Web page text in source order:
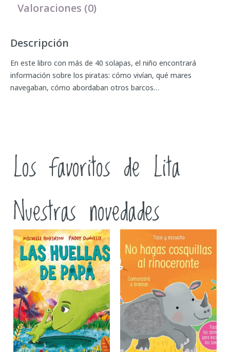
Valoraciones (0)
Descripción
En este libro con más de 40 solapas, el niño encontrará
información sobre los piratas: cómo vivían, qué mares
navegaban, cómo abordaban otros barcos…
Los favoritos de Lita
Nuestras novedades